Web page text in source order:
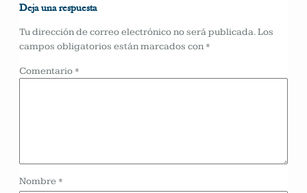
Deja una respuesta
Tu dirección de correo electrónico no será publicada.Los
campos obligatorios están marcados con *
Comentario *
Nombre *